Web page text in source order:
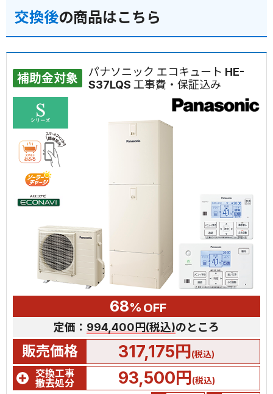
交換後の商品はこちら
補助金対象
パナソニック エコキュート HE-
S37LQS 工事費・保証込み
68% OFF
定価： 994,400円(税込)のところ
販売価格 317,175円(税込)
交換工事
撤去処分
93,500円(税込)